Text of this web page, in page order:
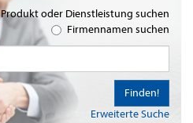
Produkt oder Dienstleistung suchen
Firmennamen suchen
Erweiterte Suche
Finden!